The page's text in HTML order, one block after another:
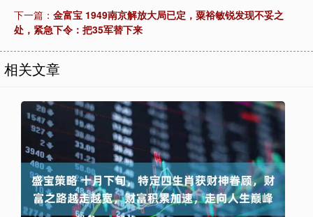
下一篇： 金富宝 1949南京解放大局已定，粟裕敏锐发现不妥之
处，紧急下令：把35军替下来
相关文章